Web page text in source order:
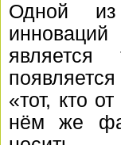
Одной из
«тот, кто
нём же